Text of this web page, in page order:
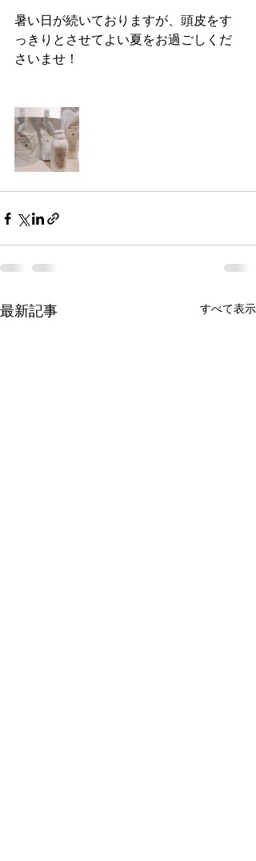
暑い日が続いておりますが、頭皮をす
っきりとさせてよい夏をお過ごしくだ
さいませ！
最新記事 すべて表示